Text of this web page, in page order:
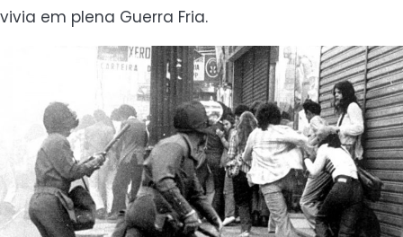
vivia em plena Guerra Fria.